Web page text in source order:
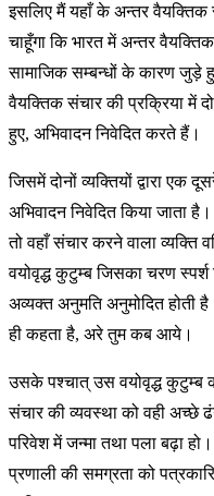
इसलिए मैं यहाँ के अन्तर वैयक्तिक
चाहूँगा कि भारत में अन्तर
सामाजिक सम्बन्धों के कारण जुड़े
वैयक्तिक संचार की प्रक्रिया में
हुए, अभिवादन निवेदित करते हैं।
जिसमें दोनों व्यक्तियों द्वारा एक
अभिवादन निवेदित किया जाता
तो वहाँ संचार करने वाला व्यक्ति
वयोवृद्ध कुटुम्ब जिसका चरण
अव्यक्त अनुमति अनुमोदित होती
ही कहता है, अरे तुम कब आये।
उसके पश्चात् उस वयोवृद्ध कुटुम्ब
संचार की व्यवस्था को वही
परिवेश में जन्मा तथा पला बढ़ा
प्रणाली की समग्रता को